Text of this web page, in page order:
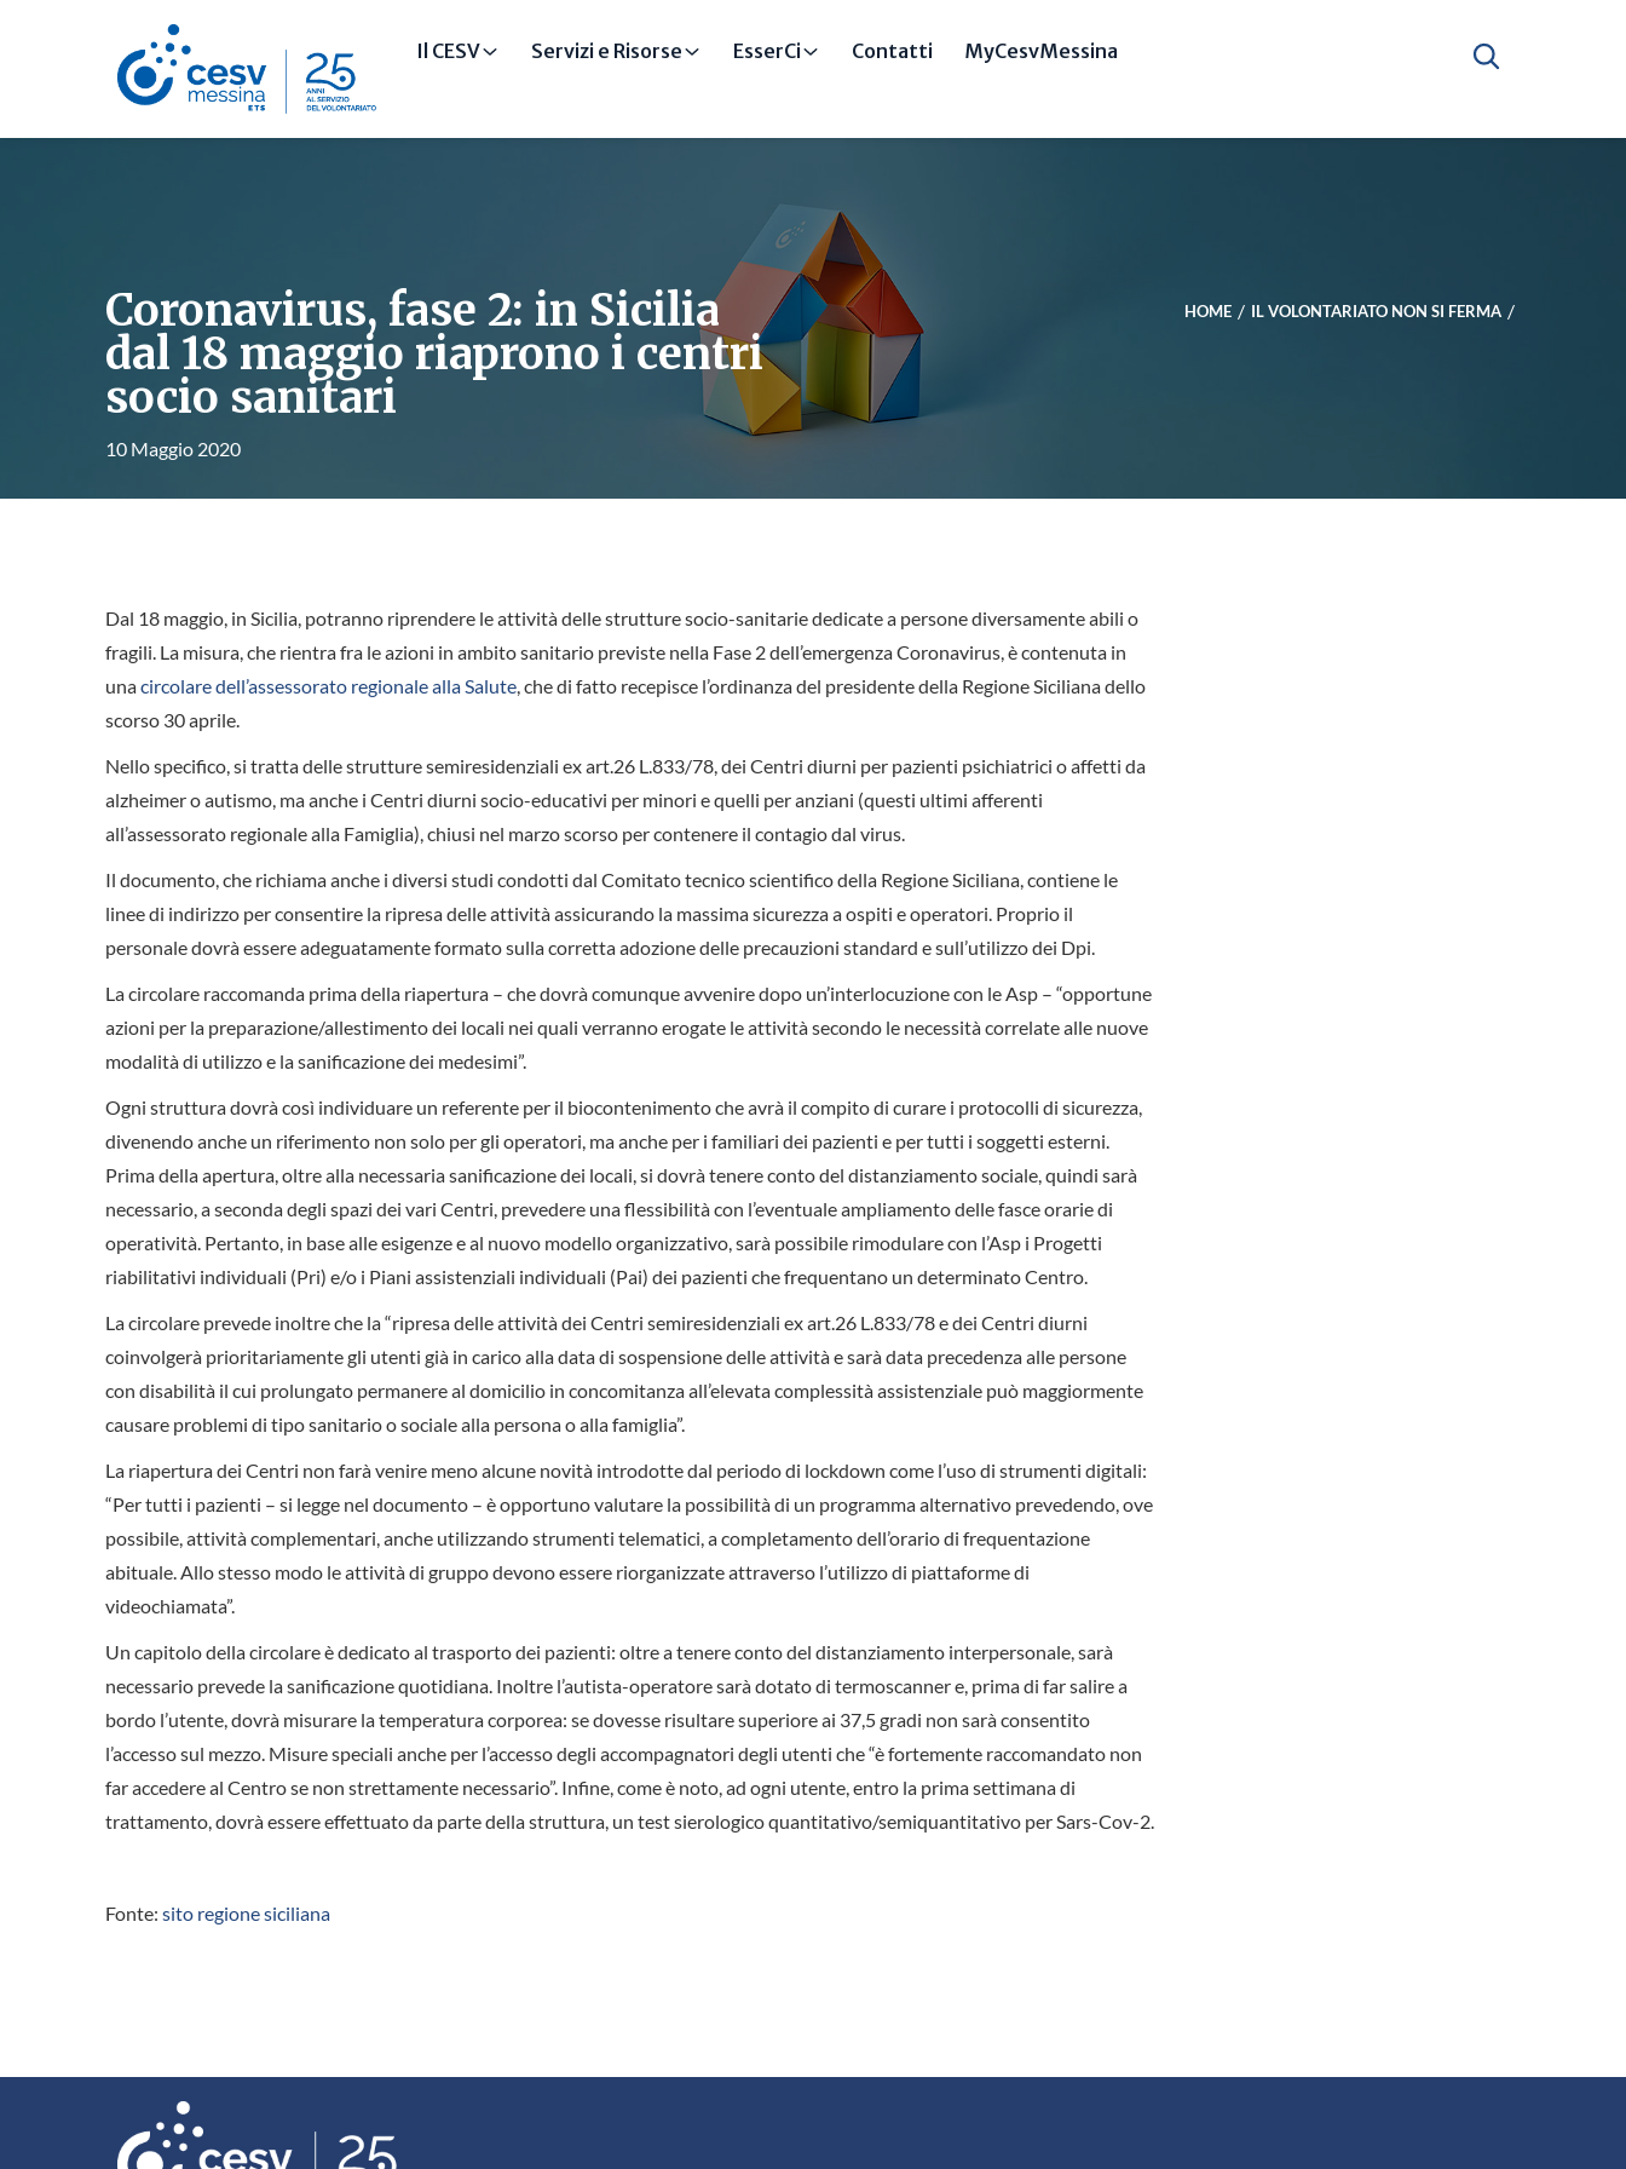
Il CESV Servizi e Risorse EsserCi Contatti MyCesvMessina
Coronavirus, fase 2: in Sicilia
dal 18 maggio riaprono i centri
socio sanitari
10 Maggio 2020
HOME IL VOLONTARIATO NON SI FERMA
Dal 18 maggio, in Sicilia, potranno riprendere le attività delle strutture socio-sanitarie dedicate a persone diversamente abili o
fragili. La misura, che rientra fra le azioni in ambito sanitario previste nella Fase 2 dell’emergenza Coronavirus, è contenuta in
unacircolare dell’assessorato regionale alla Salute, che di fatto recepisce l’ordinanza del presidente della Regione Siciliana dello
scorso 30 aprile.
Nello specifico, si tratta delle strutture semiresidenziali ex art.26 L.833/78, dei Centri diurni per pazienti psichiatrici o affetti da
alzheimer o autismo, ma anche i Centri diurni socio-educativi per minori e quelli per anziani (questi ultimi afferenti
all’assessorato regionale alla Famiglia), chiusi nel marzo scorso per contenere il contagio dal virus.
Il documento, che richiama anche i diversi studi condotti dal Comitato tecnico scientifico della Regione Siciliana, contiene le
linee di indirizzo per consentire la ripresa delle attività assicurando la massima sicurezza a ospiti e operatori. Proprio il
personale dovrà essere adeguatamente formato sulla corretta adozione delle precauzioni standard e sull’utilizzo dei Dpi.
La circolare raccomanda prima della riapertura – che dovrà comunque avvenire dopo un’interlocuzione con le Asp – “opportune
azioni per la preparazione/allestimento dei locali nei quali verranno erogate le attività secondo le necessità correlate alle nuove
modalità di utilizzo e la sanificazione dei medesimi”.
Ogni struttura dovrà così individuare un referente per il biocontenimento che avrà il compito di curare i protocolli di sicurezza,
divenendo anche un riferimento non solo per gli operatori, ma anche per i familiari dei pazienti e per tutti i soggetti esterni.
Prima della apertura, oltre alla necessaria sanificazione dei locali, si dovrà tenere conto del distanziamento sociale, quindi sarà
necessario, a seconda degli spazi dei vari Centri, prevedere una flessibilità con l’eventuale ampliamento delle fasce orarie di
operatività. Pertanto, in base alle esigenze e al nuovo modello organizzativo, sarà possibile rimodulare con l’Asp i Progetti
riabilitativi individuali (Pri) e/o i Piani assistenziali individuali (Pai) dei pazienti che frequentano un determinato Centro.
La circolare prevede inoltre che la “ripresa delle attività dei Centri semiresidenziali ex art.26 L.833/78 e dei Centri diurni
coinvolgerà prioritariamente gli utenti già in carico alla data di sospensione delle attività e sarà data precedenza alle persone
con disabilità il cui prolungato permanere al domicilio in concomitanza all’elevata complessità assistenziale può maggiormente
causare problemi di tipo sanitario o sociale alla persona o alla famiglia”.
La riapertura dei Centri non farà venire meno alcune novità introdotte dal periodo di lockdown come l’uso di strumenti digitali:
“Per tutti i pazienti – si legge nel documento – è opportuno valutare la possibilità di un programma alternativo prevedendo, ove
possibile, attività complementari, anche utilizzando strumenti telematici, a completamento dell’orario di frequentazione
abituale. Allo stesso modo le attività di gruppo devono essere riorganizzate attraverso l’utilizzo di piattaforme di
videochiamata”.
Un capitolo della circolare è dedicato al trasporto dei pazienti: oltre a tenere conto del distanziamento interpersonale, sarà
necessario prevede la sanificazione quotidiana. Inoltre l’autista-operatore sarà dotato di termoscanner e, prima di far salire a
bordo l’utente, dovrà misurare la temperatura corporea: se dovesse risultare superiore ai 37,5 gradi non sarà consentito
l’accesso sul mezzo. Misure speciali anche per l’accesso degli accompagnatori degli utenti che “è fortemente raccomandato non
far accedere al Centro se non strettamente necessario”. Infine, come è noto, ad ogni utente, entro la prima settimana di
trattamento, dovrà essere effettuato da parte della struttura, un test sierologico quantitativo/semiquantitativo per Sars-Cov-2.
Fonte: sito regione siciliana